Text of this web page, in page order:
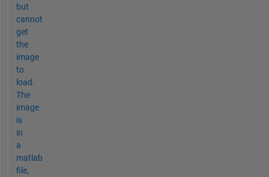
but
cannot
get
the
image
to
load.
The
image
is
in
a
matlab
file,